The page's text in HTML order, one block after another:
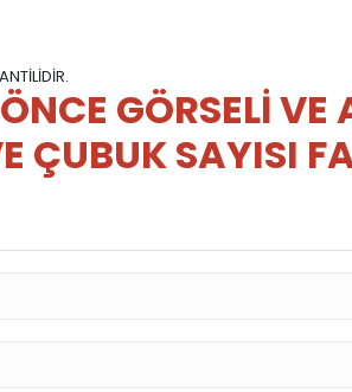
GÖRSELİ VE
ÇUBUK SAYISI